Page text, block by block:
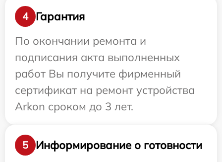
4
Гарантия
По окончании ремонта и
подписания акта выполненных
работ Вы получите фирменный
сертификат на ремонт устройства
Arkon сроком до 3 лет.
5
Информирование о готовности